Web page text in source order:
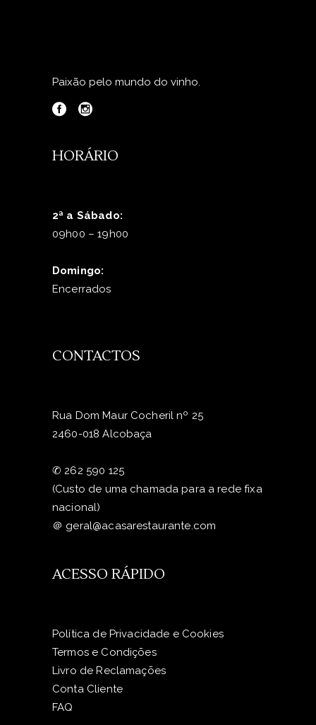
Paixão pelo mundo do vinho.
HORÁRIO
2ª a Sábado:
09h00 – 19h00
Domingo:
Encerrados
CONTACTOS
Rua Dom Maur Cocheril nº 25
2460-018 Alcobaça
✆ 262 590 125
(Custo de uma chamada para a rede fixa
nacional)
＠ geral@acasarestaurante.com
ACESSO RÁPIDO
Política de Privacidade e Cookies
Termos e Condições
Livro de Reclamações
Conta Cliente
FAQ